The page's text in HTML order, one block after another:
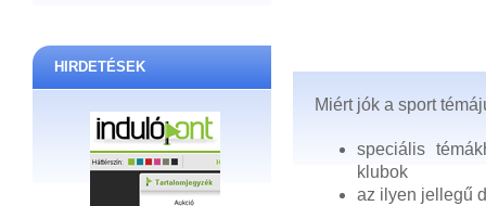
HIRDETÉSEK
Miért jók a sport
speciális
klubok
az ilyen jellegű